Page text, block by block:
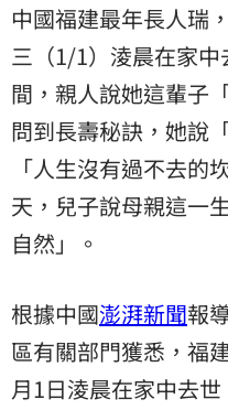
中國福建最年長人瑞
三（1/1）淩晨在家
間，親人說她這輩子
問到長壽秘訣，她說
「人生沒有過不去的
天，兒子說母親這一
自然」。
根據中國澎湃新聞報
區有關部門獲悉，福
月1日淩晨在家中去